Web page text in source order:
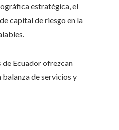
estratégica, el
capital de riesgo en la
de Ecuador ofrezcan
de servicios y